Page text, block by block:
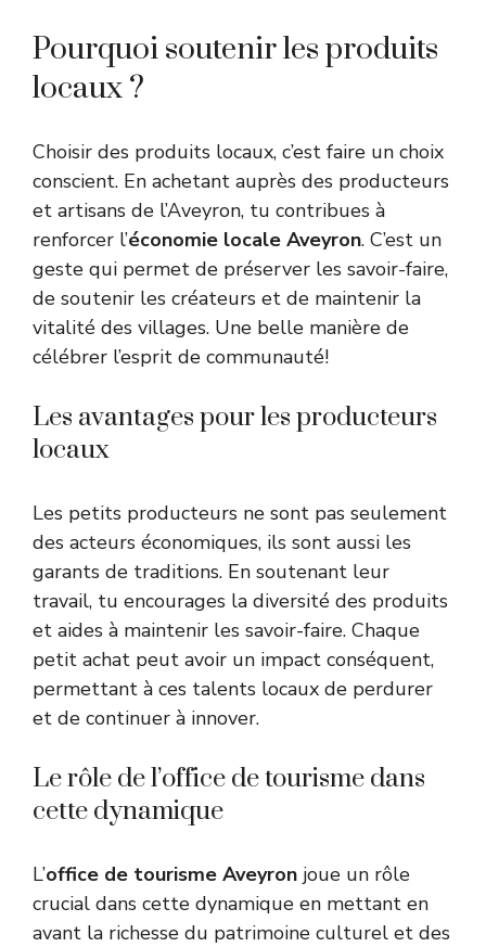
Pourquoi soutenir les produits
locaux ?
Choisir des produits locaux, c’est faire un choix
conscient. En achetant auprès des producteurs
et artisans de l’Aveyron, tu contribues à
renforcer l’économie locale Aveyron. C’est un
geste qui permet de préserver les savoir-faire,
de soutenir les créateurs et de maintenir la
vitalité des villages. Une belle manière de
célébrer l’esprit de communauté!
Les avantages pour les producteurs
locaux
Les petits producteurs ne sont pas seulement
des acteurs économiques, ils sont aussi les
garants de traditions. En soutenant leur
travail, tu encourages la diversité des produits
et aides à maintenir les savoir-faire. Chaque
petit achat peut avoir un impact conséquent,
permettant à ces talents locaux de perdurer
et de continuer à innover.
Le rôle de l’office de tourisme dans
cette dynamique
L’office de tourisme Aveyron joue un rôle
crucial dans cette dynamique en mettant en
avant la richesse du patrimoine culturel et des